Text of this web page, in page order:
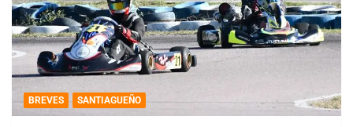
BREVES SANTIAGUEÑO